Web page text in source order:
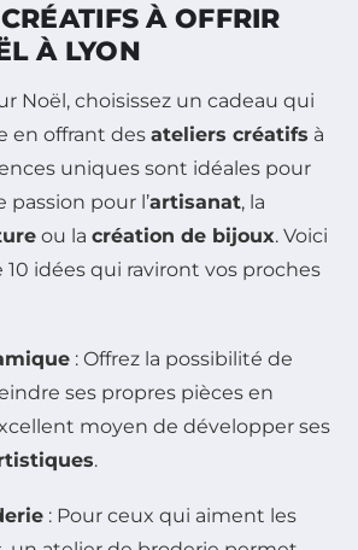
À OFFRIR
À LYON
Noël, choisissez un cadeau qui
en offrant des ateliers créatifs à
uniques sont idéales pour
pour l’artisanat, la
ou la création de bijoux. Voici
idées qui raviront vos proches
: Offrez la possibilité de
ses propres pièces en
moyen de développer ses
.
: Pour ceux qui aiment les